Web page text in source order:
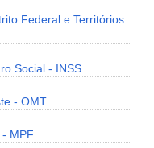
Federal e Territórios
Social - INSS
- OMT
MPF